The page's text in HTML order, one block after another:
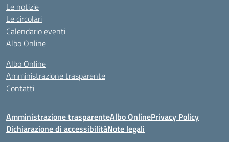
Le notizie
Le circolari
Calendario eventi
Albo Online
Albo Online
Amministrazione trasparente
Contatti
Amministrazione trasparenteAlbo OnlinePrivacy Policy
Dichiarazione di accessibilitàNote legali